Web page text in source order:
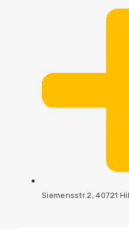
Siemensstr.2, 40721